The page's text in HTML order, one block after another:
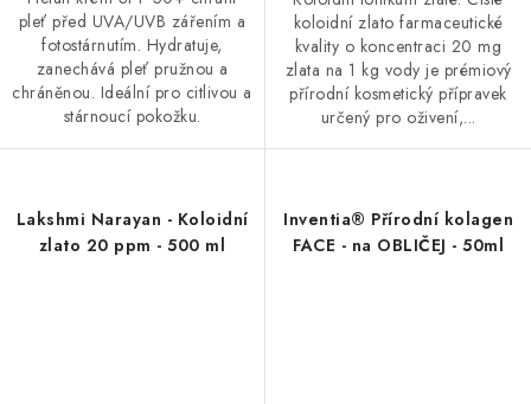
pleť před UVA/UVB zářením a
fotostárnutím. Hydratuje,
zanechává pleť pružnou a
chráněnou. Ideální pro citlivou a
stárnoucí pokožku.
koloidní zlato farmaceutické
kvality o koncentraci 20 mg
zlata na 1 kg vody je prémiový
přírodní kosmetický přípravek
určený pro oživení,...
Lakshmi Narayan - Koloidní
zlato 20 ppm - 500 ml
Inventia® Přírodní kolagen
FACE - na OBLIČEJ - 50ml